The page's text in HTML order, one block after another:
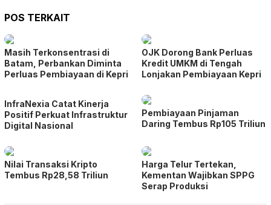
POS TERKAIT
Masih Terkonsentrasi di
Batam, Perbankan Diminta
Perluas Pembiayaan di Kepri
OJK Dorong Bank Perluas
Kredit UMKM di Tengah
Lonjakan Pembiayaan Kepri
InfraNexia Catat Kinerja
Positif Perkuat Infrastruktur
Digital Nasional
Pembiayaan Pinjaman
Daring Tembus Rp105 Triliun
Nilai Transaksi Kripto
Tembus Rp28,58 Triliun
Harga Telur Tertekan,
Kementan Wajibkan SPPG
Serap Produksi